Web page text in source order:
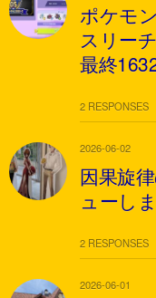
ポケモ
スリー
最終
2 RESPONSES
2026-06-02
因果旋
ューし
2 RESPONSES
2026-06-01